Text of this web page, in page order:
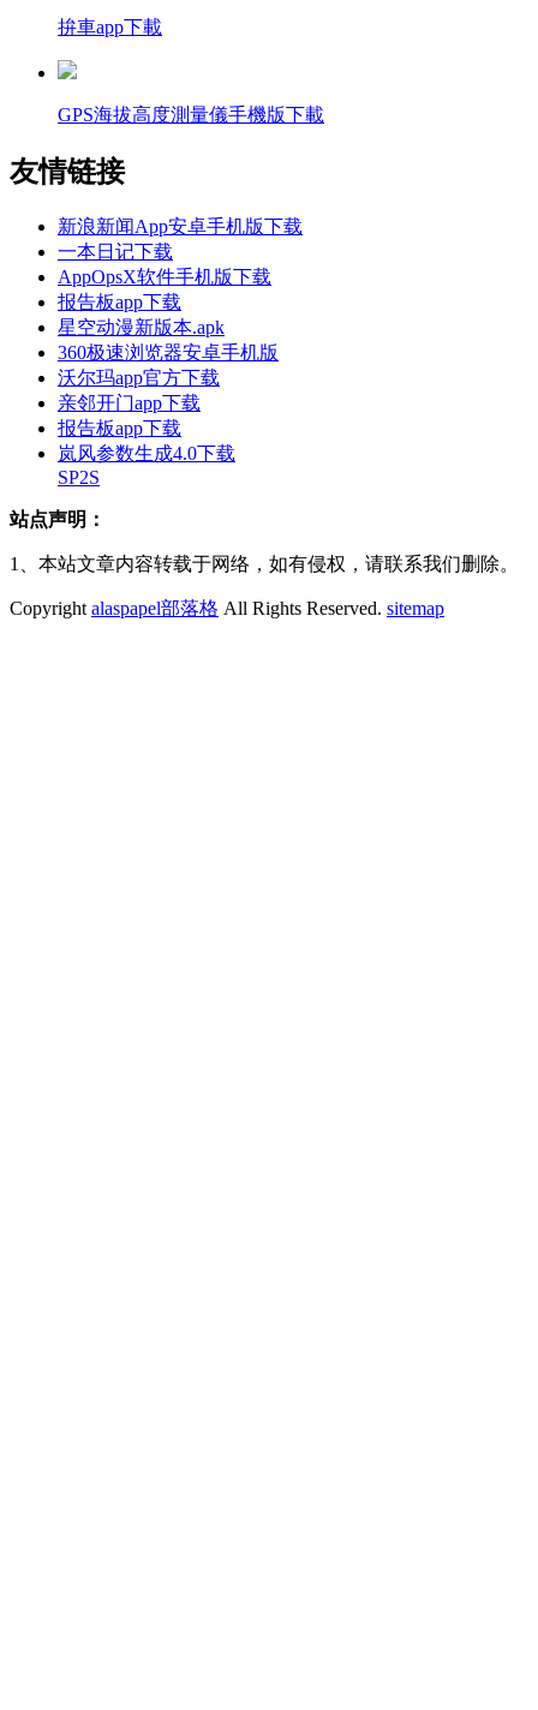
拚車app下載
GPS海拔高度測量儀手機版下載
友情链接
新浪新闻App安卓手机版下载
一本日记下载
AppOpsX软件手机版下载
报告板app下载
星空动漫新版本.apk
360极速浏览器安卓手机版
沃尔玛app官方下载
亲邻开门app下载
报告板app下载
岚风参数生成4.0下载
SP2S
站点声明：
1、本站文章内容转载于网络，如有侵权，请联系我们删除。
Copyright alaspapel部落格 All Rights Reserved. sitemap